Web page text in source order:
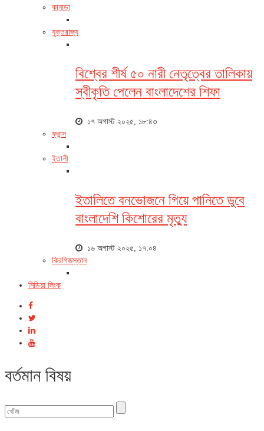
কানাডা
যুক্তরাজ্য
বিশ্বের শীর্ষ ৫০ নারী নেতৃত্বের তালিকায়
স্বীকৃতি পেলেন বাংলাদেশের শিফা
১৭ অগাস্ট ২০২৫, ১৮:৪৩
ফ্রান্স
ইতালী
ইতালিতে বনভোজনে গিয়ে পানিতে ডুবে
বাংলাদেশি কিশোরের মৃত্যু
১৬ অগাস্ট ২০২৫, ১৭:০৪
কিরগিজস্তান
মিডিয়া লিংক
বর্তমান বিষয়